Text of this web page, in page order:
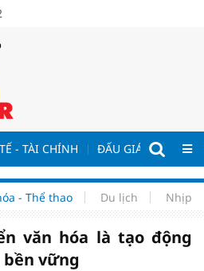
- TÀI CHÍNH ĐẤU GIÁ - ĐẤU
- Thể thao Du lịch Nhịp
văn hóa là tạo động
vững